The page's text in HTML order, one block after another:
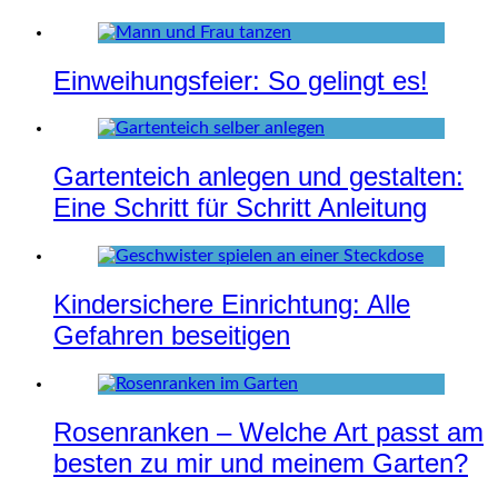
Einweihungsfeier: So gelingt es!
Gartenteich anlegen und gestalten:
Eine Schritt für Schritt Anleitung
Kindersichere Einrichtung: Alle
Gefahren beseitigen
Rosenranken – Welche Art passt am
besten zu mir und meinem Garten?